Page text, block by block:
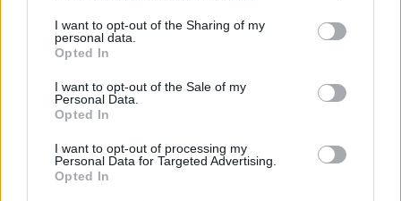
I want to opt-out of the Sharing of my
personal data.
Opted In
I want to opt-out of the Sale of my
Personal Data.
Opted In
I want to opt-out of processing my
Personal Data for Targeted Advertising.
Opted In
Σκηνοθεσία: Stanley Donen
Παίζουν: Jane Powell και Howard Keel
Η ταινία κέρδισε 1 Όσκαρ και ήταν